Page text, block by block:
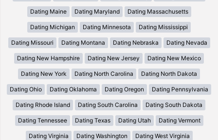
Dating Maine Dating Maryland Dating Massachusetts
Dating Michigan Dating Minnesota Dating Mississippi
Dating Missouri Dating Montana Dating Nebraska Dating Nevada
Dating New Hampshire Dating New Jersey Dating New Mexico
Dating New York Dating North Carolina Dating North Dakota
Dating Ohio Dating Oklahoma Dating Oregon Dating Pennsylvania
Dating Rhode Island Dating South Carolina Dating South Dakota
Dating Tennessee Dating Texas Dating Utah Dating Vermont
Dating Virginia Dating Washington Dating West Virginia